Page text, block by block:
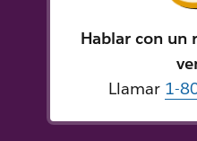
Hablar con un
Llamar 1-